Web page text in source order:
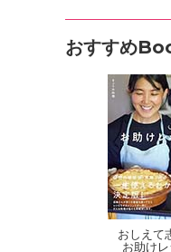
おすすめ
おしえて
お助け